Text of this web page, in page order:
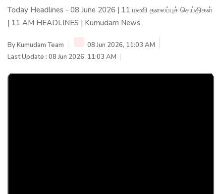
Today Headlines - 08 June 2026 | 11 மணி தலைப்புச் செய்திகள்
| 11 AM HEADLINES | Kumudam News
ByKumudam Team
08 Jun 2026, 11:03 AM
Last Update : 08 Jun 2026, 11:03 AM